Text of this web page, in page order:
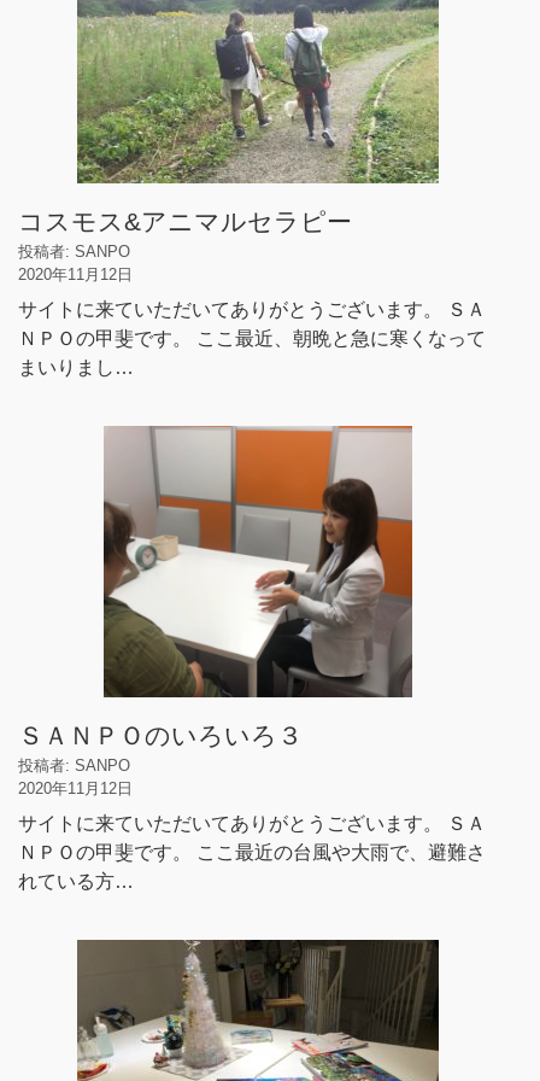
コスモス&アニマルセラピー
投稿者: SANPO
2020年11月12日
サイトに来ていただいてありがとうございます。 ＳＡ
ＮＰＯの甲斐です。 ここ最近、朝晩と急に寒くなって
まいりまし…
ＳＡＮＰＯのいろいろ３
投稿者: SANPO
2020年11月12日
サイトに来ていただいてありがとうございます。 ＳＡ
ＮＰＯの甲斐です。 ここ最近の台風や大雨で、避難さ
れている方…